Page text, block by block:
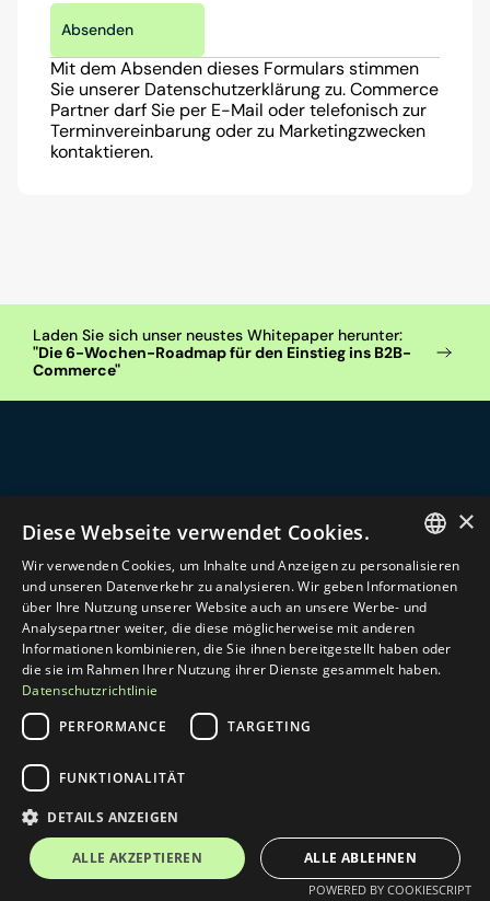
Absenden
Mit dem Absenden dieses Formulars stimmen
Sie unserer Datenschutzerklärung zu. Commerce
Partner darf Sie per E-Mail oder telefonisch zur
Terminvereinbarung oder zu Marketingzwecken
kontaktieren.
"Die 6-Wochen-Roadmap für den Einstieg ins B2B-
Commerce"
Commerce Partner begleitet Hersteller und
Großhändler im DACH-Raum beim Aufbau des digitalen
Vertriebs – von der Strategie bis zum laufenden
Betrieb.
Mit Shopware, B2B E-Commerce
B2B
vereinfachen und Vertrieb im Alltag besser
unterstützen.
Technologien
Shopware Agentur
Akeneo PIM
Reybex ERP
Pickware für Shopware
KlickTipp
GERMAN
ENGLISH
×
Diese Webseite verwendet Cookies.
Wir verwenden Cookies, um Inhalte und Anzeigen zu personalisieren
und unseren Datenverkehr zu analysieren. Wir geben Informationen
über Ihre Nutzung unserer Website auch an unsere Werbe- und
Analysepartner weiter, die diese möglicherweise mit anderen
Informationen kombinieren, die Sie ihnen bereitgestellt haben oder
die sie im Rahmen Ihrer Nutzung ihrer Dienste gesammelt haben.
Datenschutzrichtlinie
PERFORMANCE
TARGETING
FUNKTIONALITÄT
DETAILS ANZEIGEN
ALLE AKZEPTIEREN ALLE ABLEHNEN
POWERED BY COOKIESCRIPT